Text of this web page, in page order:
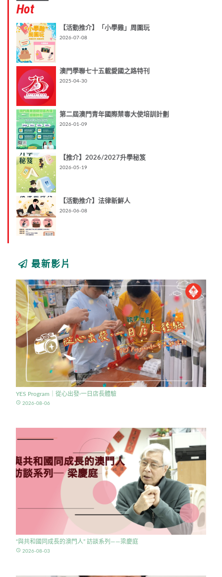
Hot
【活動推介】「小學雞」周圍玩
2026-07-08
澳門學聯七十五載愛國之路特刊
2025-04-30
第二屆澳門青年國際禁毒大使培訓計劃
2026-01-09
【推介】2026/2027升學秘笈
2026-05-19
【活動推介】法律新鮮人
2026-06-08
最新影片
YES Program｜從心出發·一日店長體驗
access_time 2026-08-06
“與共和國同成長的澳門人” 訪談系列——梁慶庭
access_time 2026-08-03